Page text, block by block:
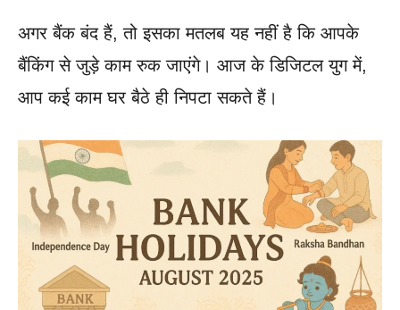
अगर बैंक बंद हैं, तो इसका मतलब यह नहीं है कि आपके
बैंकिंग से जुड़े काम रुक जाएंगे। आज के डिजिटल युग में,
आप कई काम घर बैठे ही निपटा सकते हैं।